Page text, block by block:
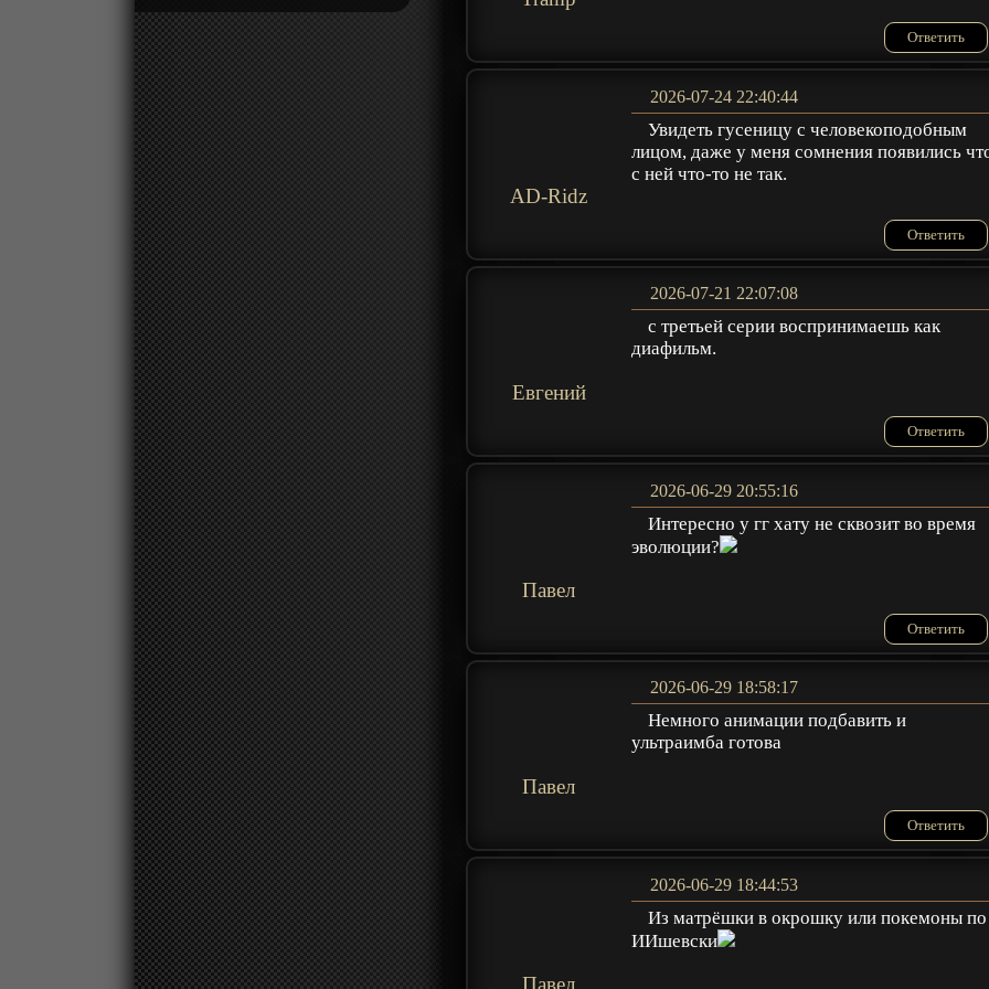
Ответить
AD-Ridz
2026-07-24 22:40:44
Увидеть гусеницу с человекоподобным
лицом, даже у меня сомнения появились
с ней что-то не так.
Ответить
Евгений
2026-07-21 22:07:08
с третьей серии воспринимаешь как
диафильм.
Ответить
Павел
2026-06-29 20:55:16
Интересно у гг хату не сквозит во время
эволюции?
Ответить
Павел
2026-06-29 18:58:17
Немного анимации подбавить и
ультраимба готова
Ответить
Павел
2026-06-29 18:44:53
Из матрёшки в окрошку или покемоны по
ИИшевски